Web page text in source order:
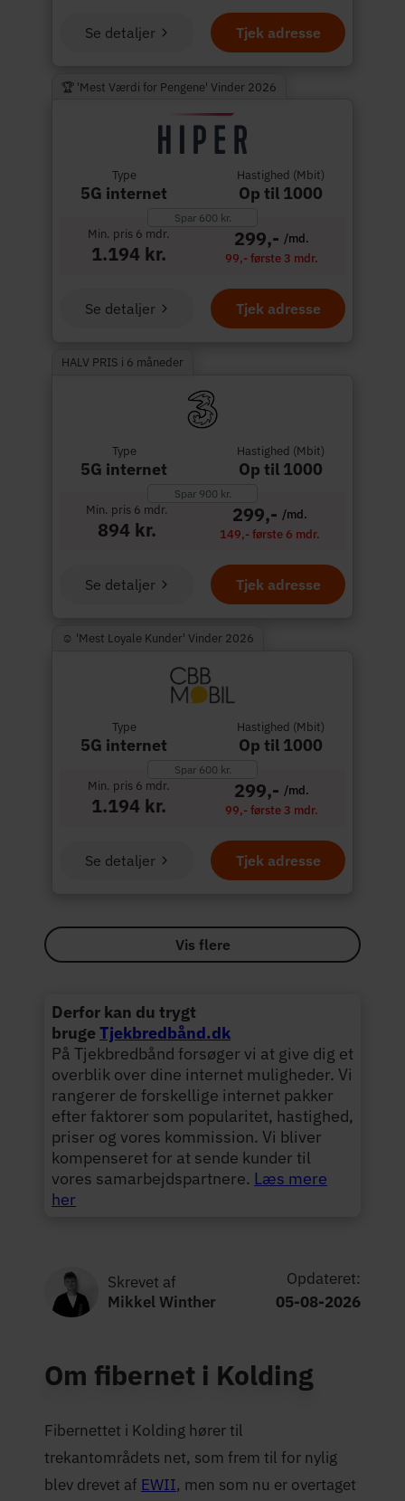
Tjek adresse
Se detaljer
🏆 'Mest Værdi for Pengene' Vinder 2026
Type
5G internet
Hastighed (Mbit)
Op til 1000
Spar 600 kr.
Min. pris 6 mdr.
1.194 kr.
299,- /md.
99,- første 3 mdr.
Tjek adresse
Se detaljer
HALV PRIS i 6 måneder
Type
5G internet
Hastighed (Mbit)
Op til 1000
Spar 900 kr.
Min. pris 6 mdr.
894 kr.
299,- /md.
149,- første 6 mdr.
Tjek adresse
Se detaljer
☺︎ 'Mest Loyale Kunder' Vinder 2026
Type
5G internet
Hastighed (Mbit)
Op til 1000
Spar 600 kr.
Min. pris 6 mdr.
1.194 kr.
299,- /md.
99,- første 3 mdr.
Tjek adresse
Se detaljer
Vis flere
Derfor kan du trygt
brugeTjekbredbånd.dk
På Tjekbredbånd forsøger vi at give dig et
overblik over dine internet muligheder. Vi
rangerer de forskellige internet pakker
efter faktorer som popularitet, hastighed,
priser og vores kommission. Vi bliver
kompenseret for at sende kunder til
vores samarbejdspartnere. Læs mere
her
Skrevet af
Mikkel Winther
Opdateret:
05-08-2026
Om fibernet i Kolding
Fibernettet i Kolding hører til
trekantområdets net, som frem til for nylig
blev drevet af EWII, men som nu er overtaget